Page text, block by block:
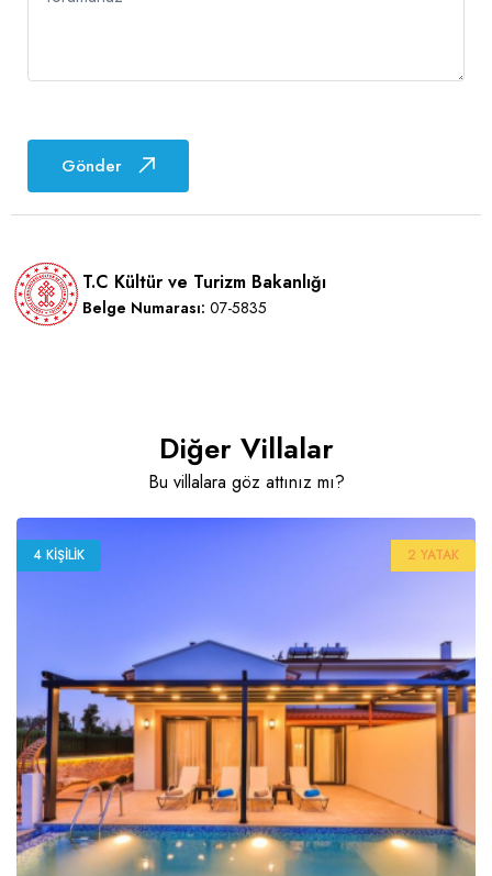
Gönder
T.C Kültür ve Turizm Bakanlığı
Belge Numarası: 07-5835
Diğer Villalar
Bu villalara göz attınız mı?
4 KIŞILIK 2 YATAK